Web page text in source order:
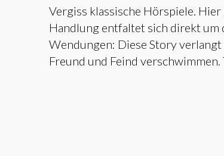
Vergiss klassische Hörspiele.
Handlung entfaltet sich direkt um
Wendungen: Diese Story
Freund und Feind